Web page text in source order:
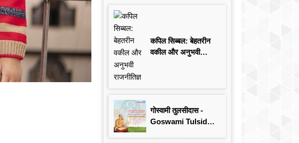
कपिल सिब्बल: बेहतरीन
वकील और अनुभवी
गोस्वामी तुलसीदास -
Goswami Tulsidas: